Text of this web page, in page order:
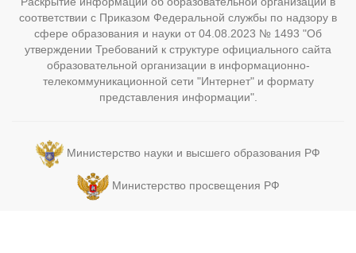
соответствии с Приказом Федеральной службы по надзору в
сфере образования и науки от 04.08.2023 № 1493 "Об
утверждении Требований к структуре официального сайта
образовательной организации в информационно-
телекоммуникационной сети "Интернет" и формату
представления информации".
Министерство науки и высшего образования РФ
Министерство просвещения РФ